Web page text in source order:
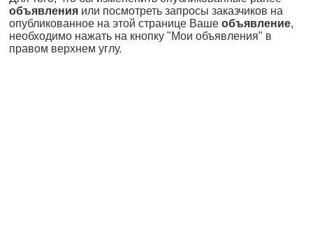
объявления или посмотреть запросы заказчиков на
опубликованное на этой странице Ваше объявление,
необходимо нажать на кнопку "Мои объявления" в
правом верхнем углу.